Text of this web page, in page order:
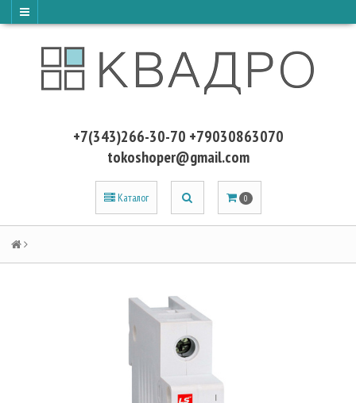
+7(343)266-30-70 +79030863070
tokoshoper@gmail.com
Каталог 0